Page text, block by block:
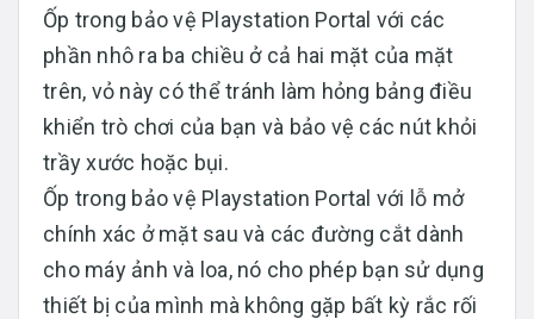
Ốp trong bảo vệ Playstation Portal với các
phần nhô ra ba chiều ở cả hai mặt của mặt
trên, vỏ này có thể tránh làm hỏng bảng điều
khiển trò chơi của bạn và bảo vệ các nút khỏi
trầy xước hoặc bụi.
Ốp trong bảo vệ Playstation Portal với lỗ mở
chính xác ở mặt sau và các đường cắt dành
cho máy ảnh và loa, nó cho phép bạn sử dụng
thiết bị của mình mà không gặp bất kỳ rắc rối